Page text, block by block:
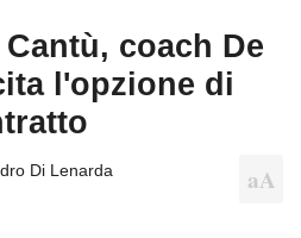
coach De
l'opzione di
Di Lenarda